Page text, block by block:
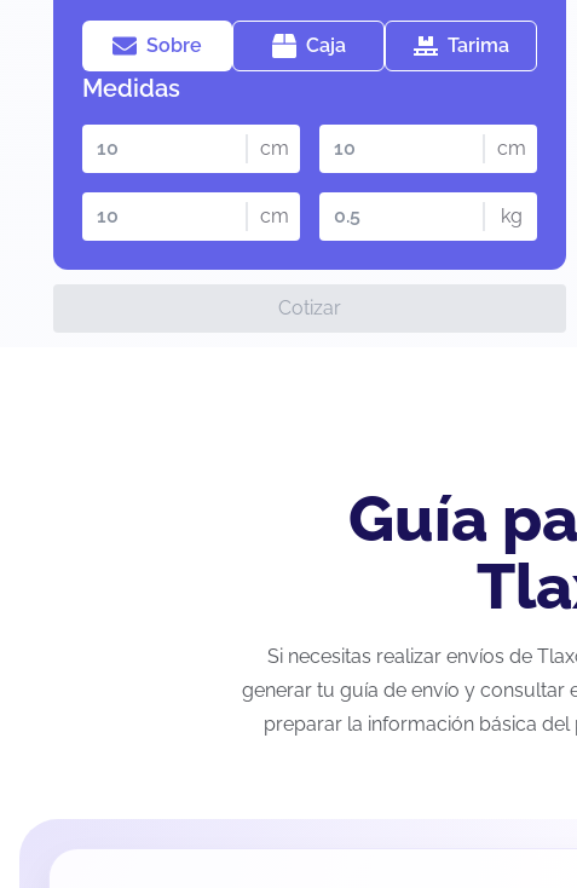
Sobre Caja Tarima
Medidas
cm cm
cm kg
Cotizar
Guía
Si necesitas realizar envíos de
generar tu guía de envío y consultar
preparar la información básica